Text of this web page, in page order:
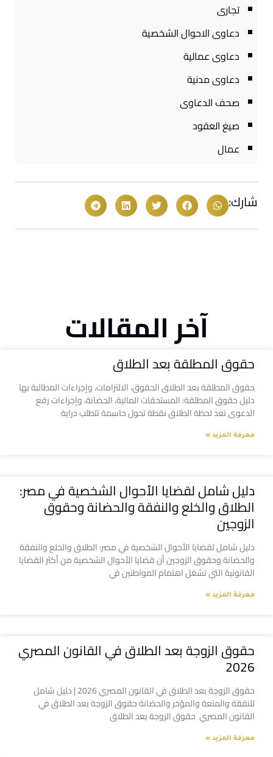
تجارى
دعاوى الاحوال الشخصية
دعاوى عمالية
دعاوى مدنية
صحف الدعاوى
صيغ العقود
عمال
شارك:
آخر المقالات
حقوق المطلقة بعد الطلاق
حقوق المطلقة بعد الطلاق الحقوق، الالتزامات، وإجراءات المطالبة بها
دليل حقوق المطلقة: المستحقات المالية، الحضانة، وإجراءات رفع
الدعوى تعد لحظة الطلاق نقطة تحول حاسمة تتطلب دراية
معرفة المزيد »
دليل شامل لقضايا الأحوال الشخصية في مصر:
الطلاق والخلع والنفقة والحضانة وحقوق
الزوجين
دليل شامل لقضايا الأحوال الشخصية في مصر: الطلاق والخلع والنفقة
والحضانة وحقوق الزوجين أن قضايا الأحوال الشخصية من أكثر القضايا
القانونية التي تشغل اهتمام المواطنين في
معرفة المزيد »
حقوق الزوجة بعد الطلاق في القانون المصري
2026
حقوق الزوجة بعد الطلاق في القانون المصري 2026 | دليل شامل
للنفقة والمتعة والمؤخر والحضانة حقوق الزوجة بعد الطلاق في
القانون المصري حقوق الزوجة بعد الطلاق
معرفة المزيد »